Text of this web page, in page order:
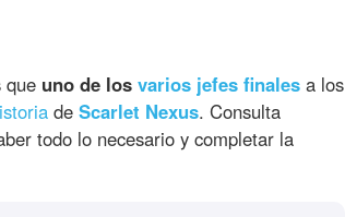
que uno de los varios jefes finales a los
de Scarlet Nexus. Consulta
todo lo necesario y completar la